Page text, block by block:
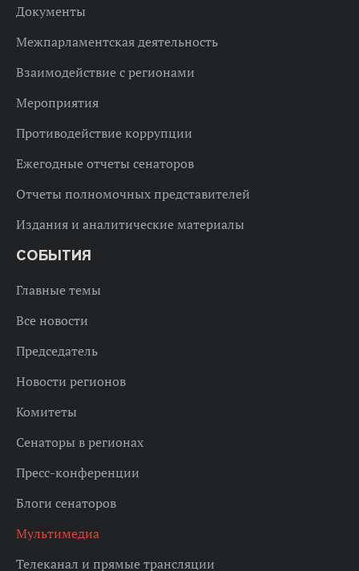
Документы
Межпарламентская деятельность
Взаимодействие с регионами
Мероприятия
Противодействие коррупции
Ежегодные отчеты сенаторов
Отчеты полномочных представителей
Издания и аналитические материалы
СОБЫТИЯ
Главные темы
Все новости
Председатель
Новости регионов
Комитеты
Сенаторы в регионах
Пресс-конференции
Блоги сенаторов
Мультимедиа
Телеканал и прямые трансляции